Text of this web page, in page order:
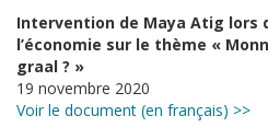
Intervention de Maya Atig lors
l’économie sur le thème «
graal ? »
19 novembre 2020
Voir le document (en français) >>